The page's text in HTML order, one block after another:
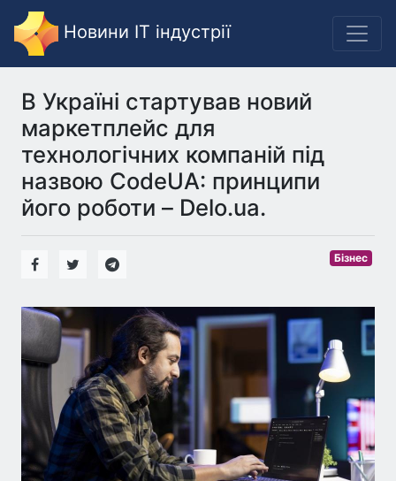
Новини IT індустрії
В Україні стартував новий
маркетплейс для
технологічних компаній під
назвою CodeUA: принципи
його роботи – Delo.ua.
Бізнес